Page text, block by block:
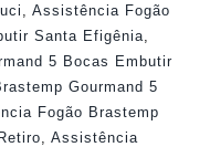
Assistência Fogão
Santa Efigênia
5 Bocas Embutir
Gourmand 5
Fogão Brastemp
Assistência